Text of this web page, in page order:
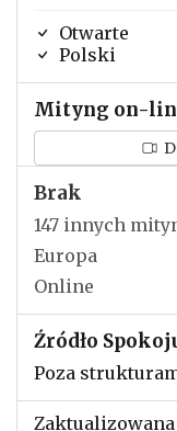
Otwarte
Polski
Mityng on-
Brak
147 innych
Europa
Online
Źródło
Poza